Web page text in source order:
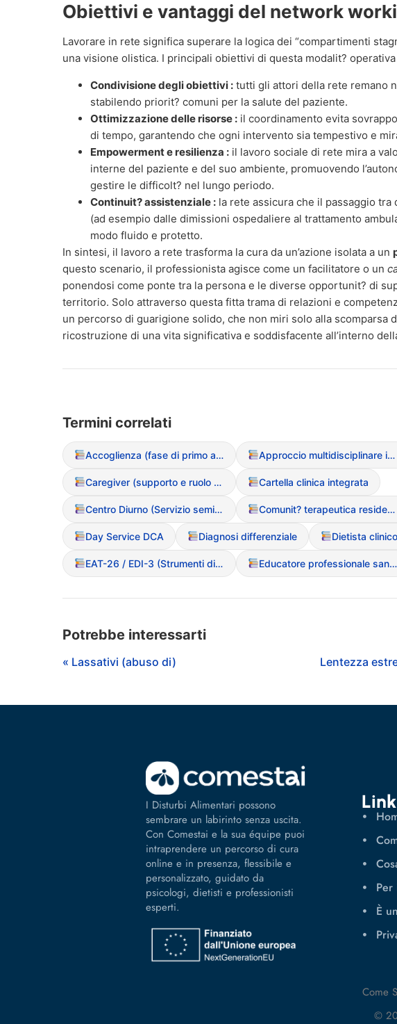
Obiettivi e vantaggi del network
Lavorare in rete significa superare la logica dei “compartimenti
una visione olistica. I principali obiettivi di questa modalit?
Condivisione degli obiettivi : tutti gli attori della rete remano
stabilendo priorit? comuni per la salute del paziente.
Ottimizzazione delle risorse : il coordinamento evita
di tempo, garantendo che ogni intervento sia tempestivo e
Empowerment e resilienza : il lavoro sociale di rete mira a
interne del paziente e del suo ambiente, promuovendo
gestire le difficolt? nel lungo periodo.
Continuit? assistenziale : la rete assicura che il passaggio tra
(ad esempio dalle dimissioni ospedaliere al trattamento
modo fluido e protetto.
In sintesi, il lavoro a rete trasforma la cura da un’azione isolata a un
questo scenario, il professionista agisce come un facilitatore o un
ponendosi come ponte tra la persona e le diverse opportunit? di
territorio. Solo attraverso questa fitta trama di relazioni e
un percorso di guarigione solido, che non miri solo alla scomparsa
ricostruzione di una vita significativa e soddisfacente all’interno
Termini correlati
Accoglienza (fase di primo ascolto) Approccio multidisciplinare integrato
Caregiver (supporto e ruolo nel DCA) Cartella clinica integrata
Centro Diurno (Servizio semiresidenziale) Comunit? terapeutica residenziale
Day Service DCA Diagnosi differenziale
EAT-26 / EDI-3 (Strumenti di screening) Educatore professionale sanitario
Potrebbe interessarti
« Lassativi (abuso di) Lentezza
I Disturbi Alimentari possono
sembrare un labirinto senza uscita.
Con Comestai e la sua équipe puoi
intraprendere un percorso di cura
online e in presenza, flessibile e
personalizzato, guidato da
psicologi, dietisti e professionisti
esperti.
Per
È
Come
©